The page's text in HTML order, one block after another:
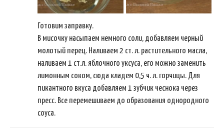
Готовим заправку.
В мисочку насыпаем немного соли, добавляем черный
молотый перец. Наливаем 2 ст. л. растительного масла,
наливаем 1 ст.л. яблочного уксуса, его можно заменить
лимонным соком, сюда кладем 0,5 ч. л. горчицы. Для
пикантного вкуса добавляем 1 зубчик чеснока через
пресс. Все перемешиваем до образования однородного
соуса.